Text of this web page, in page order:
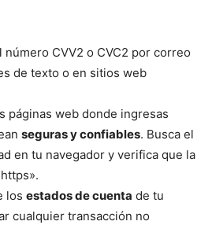
número CVV2 o CVC2 por correo
de texto o en sitios web
páginas web donde ingresas
seguras y confiables. Busca el
en tu navegador y verifica que la
los estados de cuenta de tu
cualquier transacción no